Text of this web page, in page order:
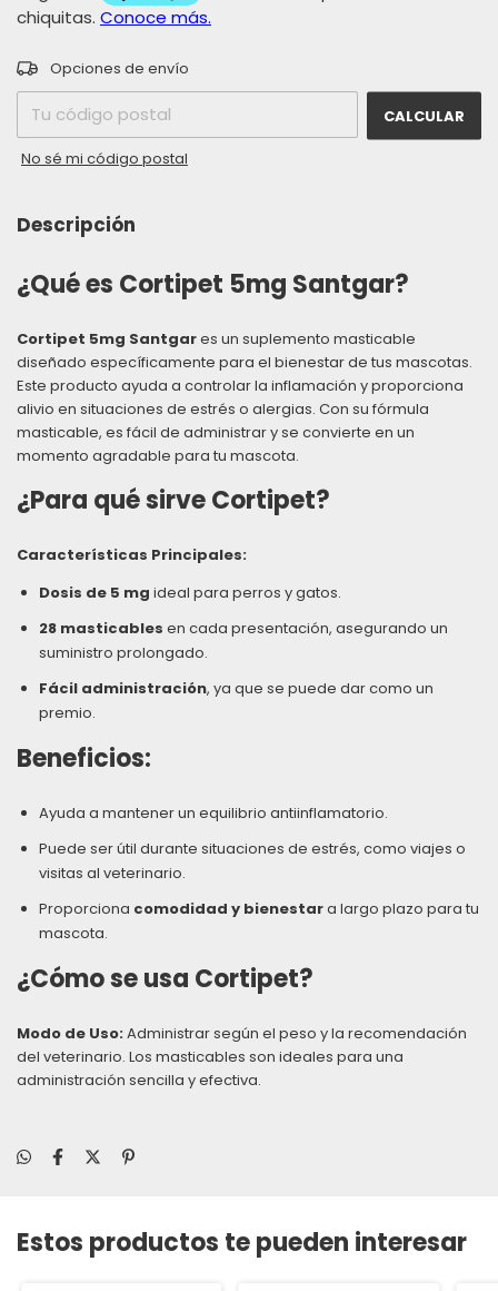
Entregas para el CP:
Opciones de envío
CALCULAR
No sé mi código postal
Descripción
¿Qué es Cortipet 5mg Santgar?
Cortipet 5mg Santgares un suplemento masticable
diseñado específicamente para el bienestar de tus mascotas.
Este producto ayuda a controlar la inflamación y proporciona
alivio en situaciones de estrés o alergias. Con su fórmula
masticable, es fácil de administrar y se convierte en un
momento agradable para tu mascota.
¿Para qué sirve Cortipet?
Características Principales:
Dosis de 5 mg ideal para perros y gatos.
28 masticables en cada presentación, asegurando un
suministro prolongado.
Fácil administración, ya que se puede dar como un
premio.
Beneficios:
Ayuda a mantener un equilibrio antiinflamatorio.
Puede ser útil durante situaciones de estrés, como viajes o
visitas al veterinario.
Proporciona comodidad y bienestara largo plazo para tu
mascota.
¿Cómo se usa Cortipet?
Modo de Uso:Administrar según el peso y la recomendación
del veterinario. Los masticables son ideales para una
administración sencilla y efectiva.
Estos productos te pueden interesar